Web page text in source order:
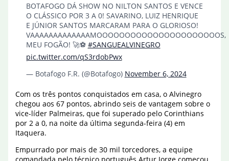
BOTAFOGO DÁ SHOW NO NILTON SANTOS E VENCE
O CLÁSSICO POR 3 A 0! SAVARINO, LUIZ HENRIQUE
E JÚNIOR SANTOS MARCARAM PARA O GLORIOSO!
VAAAAAAAAAAAAAMOOOOOOOOOOOOOOOOOOOOOOS,
MEU FOGÃO! 🚀⚽ #SANGUEALVINEGRO
pic.twitter.com/qS3rdobPwx
— Botafogo F.R. (@Botafogo) November 6, 2024
Com os três pontos conquistados em casa, o Alvinegro
chegou aos 67 pontos, abrindo seis de vantagem sobre o
vice-líder Palmeiras, que foi superado pelo Corinthians
por 2 a 0, na noite da última segunda-feira (4) em
Itaquera.
Empurrado por mais de 30 mil torcedores, a equipe